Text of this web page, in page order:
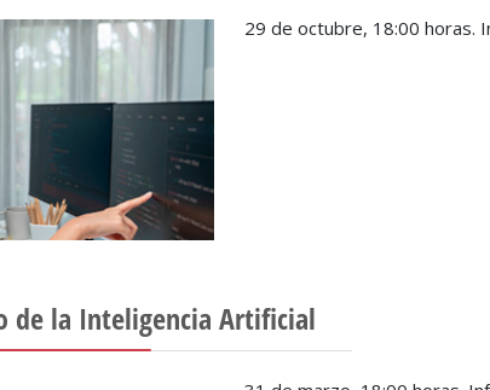
29 de octubre, 18:00 horas.
de la Inteligencia Artificial